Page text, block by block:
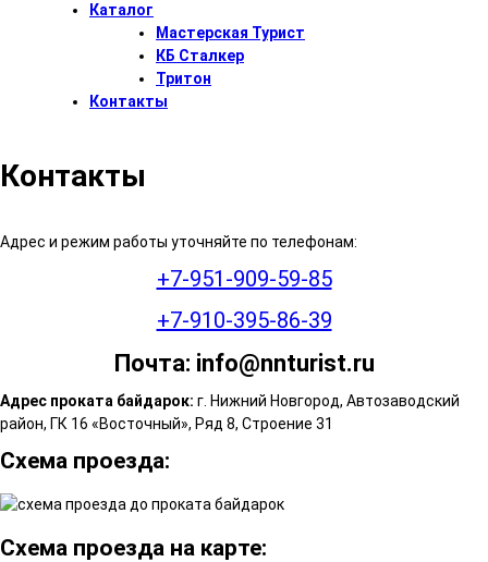
Каталог
Мастерская Турист
КБ Сталкер
Тритон
Контакты
Контакты
Адрес и режим работы уточняйте по телефонам:
+7-951-909-59-85
+7-910-395-86-39
Почта: info@nnturist.ru
Адрес проката байдарок: г. Нижний Новгород, Автозаводский
район, ГК 16 «Восточный», Ряд 8, Строение 31
Схема проезда:
Схема проезда на карте: